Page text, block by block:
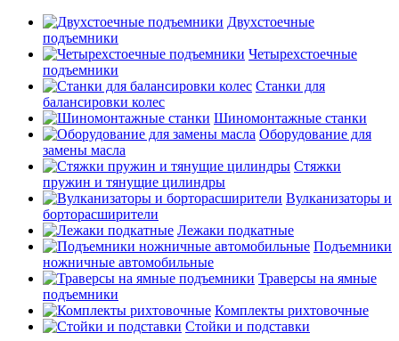
Двухстоечные
подъемники
Четырехстоечные
подъемники
Станки для
балансировки колес
Шиномонтажные станки
Оборудование для
замены масла
Стяжки
пружин и тянущие цилиндры
Вулканизаторы и
борторасширители
Лежаки подкатные
Подъемники
ножничные автомобильные
Траверсы на ямные
подъемники
Комплекты рихтовочные
Стойки и подставки